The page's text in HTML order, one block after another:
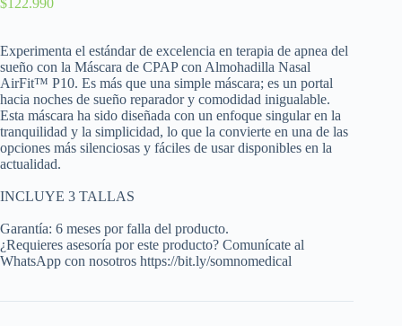
Experimenta el estándar de excelencia en terapia de apnea del
sueño con la Máscara de CPAP con Almohadilla Nasal
AirFit™ P10. Es más que una simple máscara; es un portal
hacia noches de sueño reparador y comodidad inigualable.
Esta máscara ha sido diseñada con un enfoque singular en la
tranquilidad y la simplicidad, lo que la convierte en una de las
opciones más silenciosas y fáciles de usar disponibles en la
actualidad.
INCLUYE 3 TALLAS
Garantía: 6 meses por falla del producto.
¿Requieres asesoría por este producto? Comunícate al
WhatsApp con nosotros https://bit.ly/somnomedical